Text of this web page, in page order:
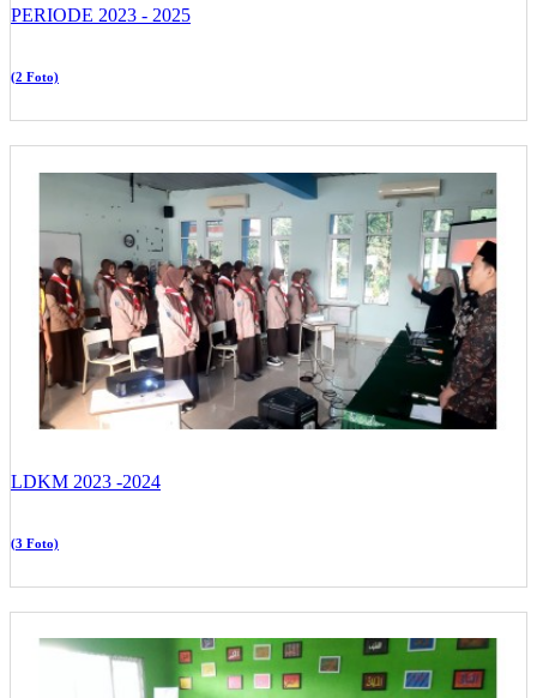
PERIODE 2023 - 2025
(2 Foto)
LDKM 2023 -2024
(3 Foto)